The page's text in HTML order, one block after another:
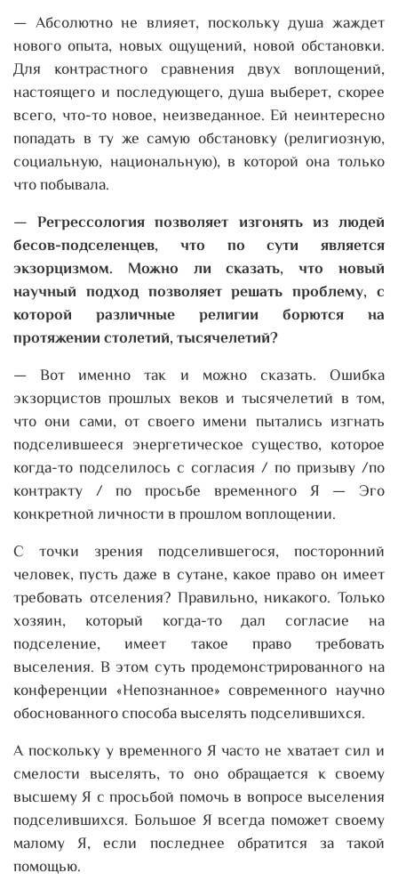
— Абсолютно не влияет, поскольку душа жаждет
нового опыта, новых ощущений, новой обстановки.
Для контрастного сравнения двух воплощений,
настоящего и последующего, душа выберет, скорее
всего, что-то новое, неизведанное. Ей неинтересно
попадать в ту же самую обстановку (религиозную,
социальную, национальную), в которой она только
что побывала.
— Регрессология позволяет изгонять из людей
бесов-подселенцев, что по сути является
экзорцизмом. Можно ли сказать, что новый
научный подход позволяет решать проблему, с
которой различные религии борются на
протяжении столетий, тысячелетий?
— Вот именно так и можно сказать. Ошибка
экзорцистов прошлых веков и тысячелетий в том,
что они сами, от своего имени пытались изгнать
подселившееся энергетическое существо, которое
когда-то подселилось с согласия / по призыву /по
контракту / по просьбе временного Я — Эго
конкретной личности в прошлом воплощении.
С точки зрения подселившегося, посторонний
человек, пусть даже в сутане, какое право он имеет
требовать отселения? Правильно, никакого. Только
хозяин, который когда-то дал согласие на
подселение, имеет такое право требовать
выселения. В этом суть продемонстрированного на
конференции «Непознанное» современного научно
обоснованного способа выселять подселившихся.
А поскольку у временного Я часто не хватает сил и
смелости выселять, то оно обращается к своему
высшему Я с просьбой помочь в вопросе выселения
подселившихся. Большое Я всегда поможет своему
малому Я, если последнее обратится за такой
помощью.